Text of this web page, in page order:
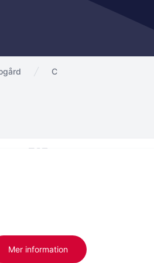
C
Mer information